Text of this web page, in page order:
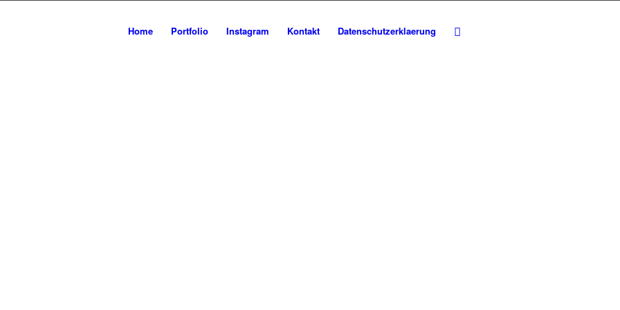
Home Portfolio Instagram Kontakt Datenschutzerklaerung